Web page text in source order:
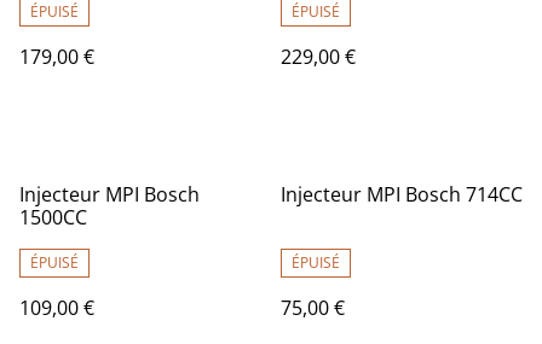
ÉPUISÉ
179,00 €
ÉPUISÉ
229,00 €
Injecteur MPI Bosch
1500CC
ÉPUISÉ
109,00 €
Injecteur MPI Bosch 714CC
ÉPUISÉ
75,00 €